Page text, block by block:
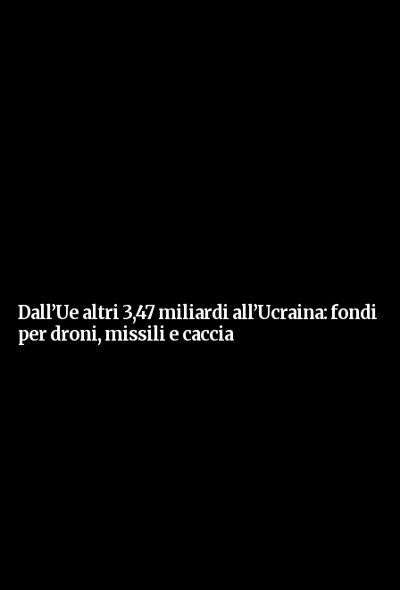
Dall’Ue altri 3,47 miliardi all’Ucraina: fondi
per droni, missili e caccia